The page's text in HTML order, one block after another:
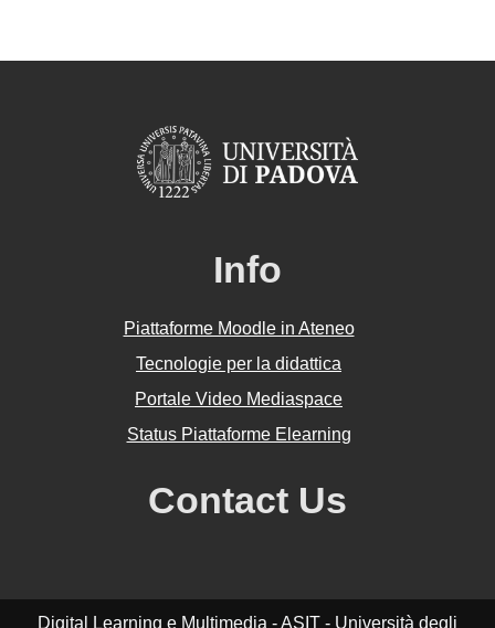
Info
Piattaforme Moodle in Ateneo
Tecnologie per la didattica
Portale Video Mediaspace
Status Piattaforme Elearning
Contact Us
Digital Learning e Multimedia - ASIT - Università degli